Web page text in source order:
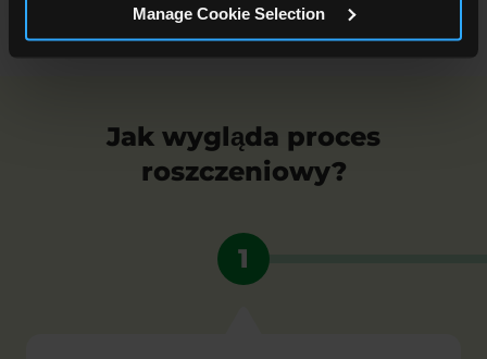
Manage Cookie Selection
Jak wygląda proces
roszczeniowy?
1